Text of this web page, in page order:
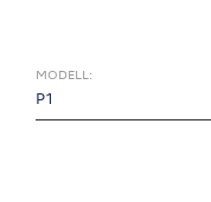
MODELL:
P1